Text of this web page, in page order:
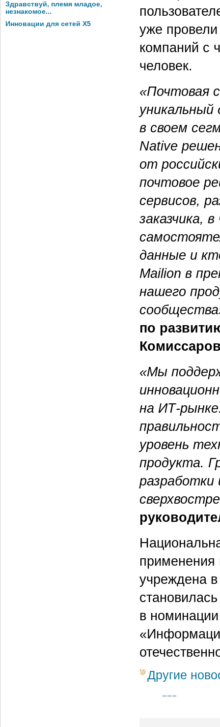
Здравствуй, племя младое,
незнакомое...
Инновации для сетей X5
уже
компаний с
человек.
«Почтовая
в своем
Native
от
почтовое
сервисов,
заказчика,
данные и
Mailion в
нашего
по
«Мы
на ИТ-
уровень
продукта.
разработки
применения
учреждена
в
Другие